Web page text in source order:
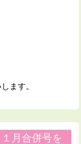
ます。
月合併号を